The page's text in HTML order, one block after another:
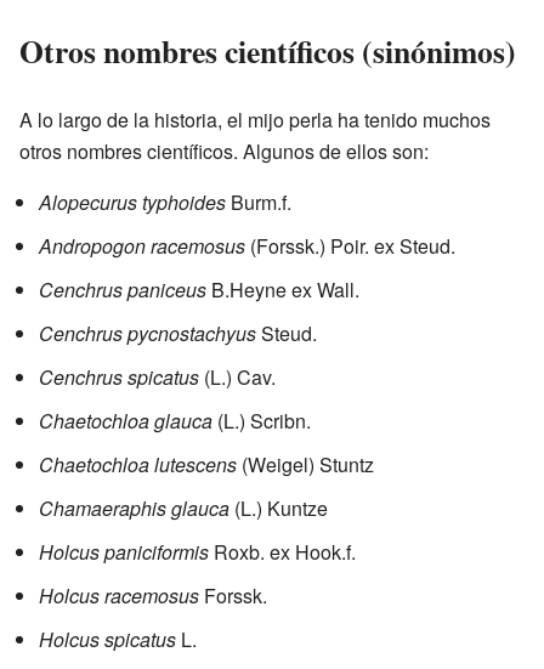
Otros nombres científicos (sinónimos)
A lo largo de la historia, el mijo perla ha tenido muchos
otros nombres científicos. Algunos de ellos son:
Alopecurus typhoides Burm.f.
Andropogon racemosus (Forssk.) Poir. ex Steud.
Cenchrus paniceus B.Heyne ex Wall.
Cenchrus pycnostachyusSteud.
Cenchrus spicatus (L.) Cav.
Chaetochloa glauca (L.) Scribn.
Chaetochloa lutescens (Weigel) Stuntz
Chamaeraphis glauca (L.) Kuntze
Holcus paniciformis Roxb. ex Hook.f.
Holcus racemosus Forssk.
Holcus spicatus L.